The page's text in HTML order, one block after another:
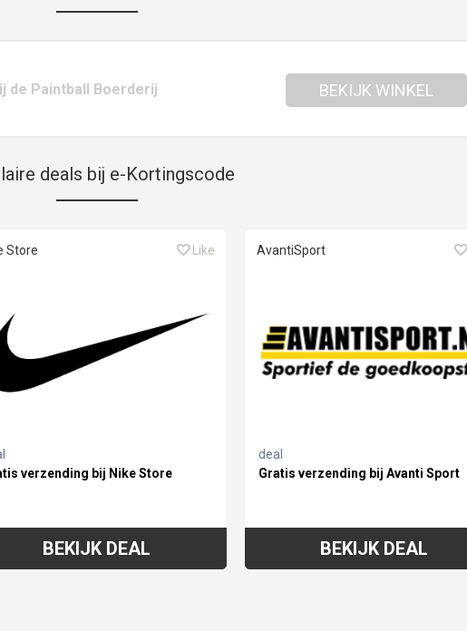
de Paintball Boerderij BEKIJK WINKEL
deals bij e-Kortingscode
Store Like
verzending bij Nike Store
BEKIJK DEAL
AvantiSport
deal
Gratis verzending bij Avanti Sport
BEKIJK DEAL